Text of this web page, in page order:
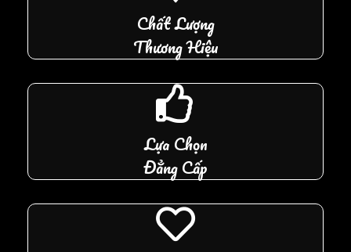
Chất Lượng
Thương Hiệu
Lựa Chọn
Đẳng Cấp